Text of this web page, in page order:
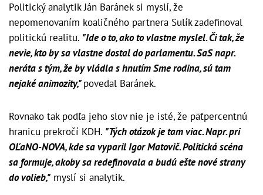
Politický analytik Ján Baránek si myslí, že
nepomenovaním koaličného partnera Sulík zadefinoval
politickú realitu. "Ide o to, ako to vlastne myslel. Či tak, že
nevie, kto by sa vlastne dostal do parlamentu. SaS napr.
neráta s tým, že by vládla s hnutím Sme rodina, sú tam
nejaké animozity,"povedal Baránek.
Rovnako tak podľa jeho slov nie je isté, že päťpercentnú
hranicu prekročí KDH. "Tých otázok je tam viac. Napr. pri
OĽaNO-NOVA, kde sa vyparil Igor Matovič. Politická scéna
sa formuje, akoby sa redefinovala a budú ešte nové strany
do volieb," myslí si analytik.